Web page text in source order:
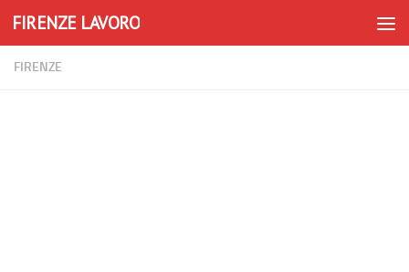
Skip to content
FIRENZE LAVORO
FIRENZE